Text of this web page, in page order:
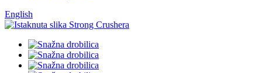
English